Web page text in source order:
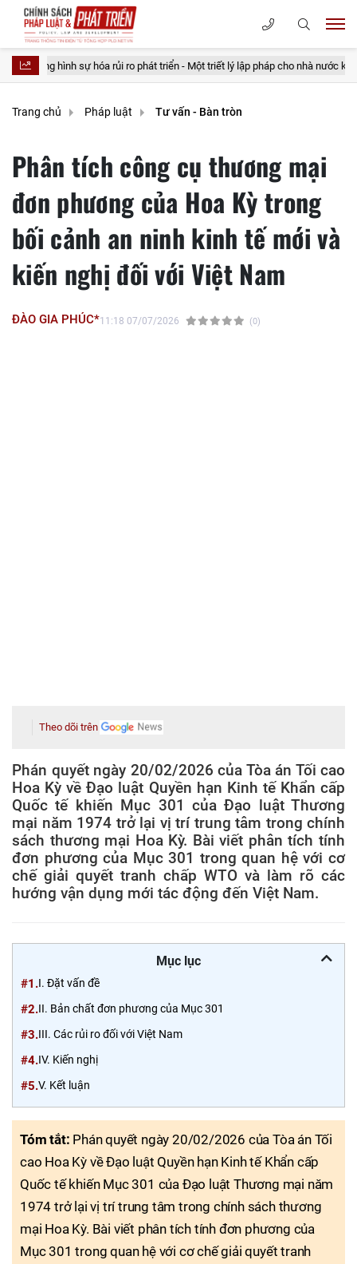
hình sự hóa rủi ro phát triển - Một triết lý lập pháp cho nhà nước kiến tạo
Trang chủ Pháp luật Tư vấn - Bàn tròn
Phân tích công cụ thương mại
đơn phương của Hoa Kỳ trong
bối cảnh an ninh kinh tế mới và
kiến nghị đối với Việt Nam
ĐÀO GIA PHÚC*11:18 07/07/2026 (0)
Theo dõi trên
Phán quyết ngày 20/02/2026 của Tòa án Tối cao
Hoa Kỳ về Đạo luật Quyền hạn Kinh tế Khẩn cấp
Quốc tế khiến Mục 301 của Đạo luật Thương
mại năm 1974 trở lại vị trí trung tâm trong chính
sách thương mại Hoa Kỳ. Bài viết phân tích tính
đơn phương của Mục 301 trong quan hệ với cơ
chế giải quyết tranh chấp WTO và làm rõ các
hướng vận dụng mới tác động đến Việt Nam.
Mục lục
#1.I. Đặt vấn đề
#2.II. Bản chất đơn phương của Mục 301
#3.III. Các rủi ro đối với Việt Nam
#4.IV. Kiến nghị
#5.V. Kết luận
Tóm tắt: Phán quyết ngày 20/02/2026 của Tòa án Tối
cao Hoa Kỳ về Đạo luật Quyền hạn Kinh tế Khẩn cấp
Quốc tế khiến Mục 301 của Đạo luật Thương mại năm
1974 trở lại vị trí trung tâm trong chính sách thương
mại Hoa Kỳ. Bài viết phân tích tính đơn phương của
Mục 301 trong quan hệ với cơ chế giải quyết tranh